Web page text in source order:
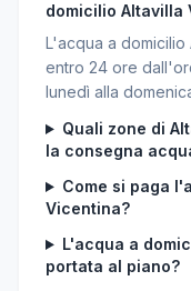
domicilio Altavilla
L'acqua a domicilio
entro 24 ore
lunedì alla
Quali zone di
la consegna
Come si paga
Vicentina?
L'acqua a
portata al piano?